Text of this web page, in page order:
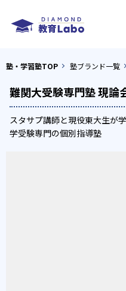
塾・学習塾TOP 塾ブランド一覧
難関大受験専門塾 現論
スタサプ講師と現役東大生が
学受験専門の個別指導塾